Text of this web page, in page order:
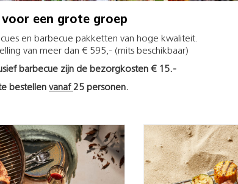
een grote groep
en barbecue pakketten van hoge kwaliteit.
van meer dan € 595,- (mits beschikbaar)
barbecue zijn de bezorgkosten € 15.-
bestellen vanaf25 personen.